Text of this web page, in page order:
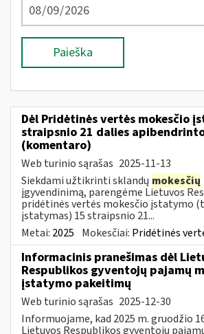
Paieška
Dėl Pridėtinės vertės mokesčio
straipsnio 21 dalies
(komentaro)
Web turinio sąrašas 2025-11-13
Siekdami užtikrinti sklandų mokesčių
įgyvendinimą, parengėme Lietuvos
pridėtinės vertės mokesčio įstatymo
įstatymas) 15 straipsnio 21...
Metai: 2025 Mokesčiai: Pridėtinės
Informacinis pranešimas dėl
Respublikos gyventojų pajamų
įstatymo pakeitimų
Web turinio sąrašas 2025-12-30
Informuojame, kad 2025 m. gruodžio
Lietuvos Respublikos gyventojų